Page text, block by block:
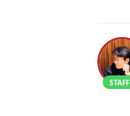
STAFF